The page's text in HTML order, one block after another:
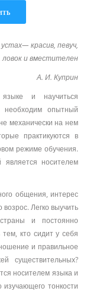
красив, певуч,
ловок и вместителен
А. И. Куприн
и научиться
необходим опытный
механически на нем
практикуются в
режиме обучения.
является носителем
общения, интерес
Легко выучить
и постоянно
кто сидит у себя
и правильное
существительных?
носителем языка и
тонкости